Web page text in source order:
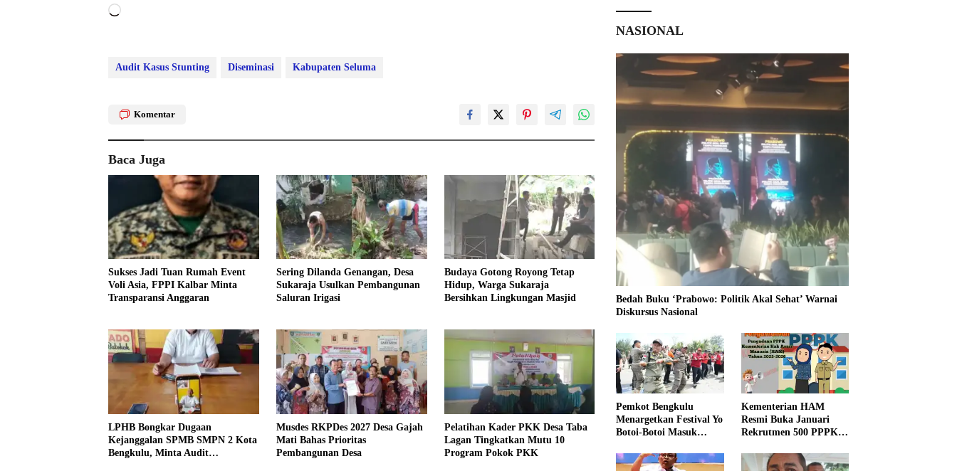
Memuat...
Audit Kasus Stunting Diseminasi Kabupaten Seluma
Komentar
Baca Juga
Sukses Jadi Tuan Rumah Event
Voli Asia, FPPI Kalbar Minta
Transparansi Anggaran
Sering Dilanda Genangan, Desa
Sukaraja Usulkan Pembangunan
Saluran Irigasi
Budaya Gotong Royong Tetap
Hidup, Warga Sukaraja
Bersihkan Lingkungan Masjid
LPHB Bongkar Dugaan
Kejanggalan SPMB SMPN 2 Kota
Bengkulu, Minta Audit
Musdes RKPDes 2027 Desa Gajah
Mati Bahas Prioritas
Pembangunan Desa
Pelatihan Kader PKK Desa Taba
Lagan Tingkatkan Mutu 10
Program Pokok PKK
NASIONAL
Bedah Buku ‘Prabowo: Politik Akal Sehat’ Warnai
Diskursus Nasional
Pemkot Bengkulu
Menargetkan Festival Yo
Botoi-Botoi Masuk
Nasional
Kementerian HAM
Resmi Buka Januari
Rekrutmen 500 PPPK,